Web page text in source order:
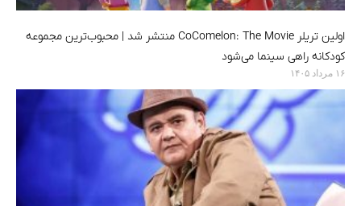
اولین تریلر CoComelon: The Movie منتشر شد | محبوب‌ترین مجموعه
کودکانه راهی سینما می‌شود
۱۶ مرداد ۱۴۰۵